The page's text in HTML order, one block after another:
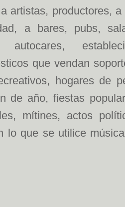
artistas, productores,
a bares, pubs,
autocares,
que vendan
hogares de
de año, fiestas
mítines, actos
lo que se utilice